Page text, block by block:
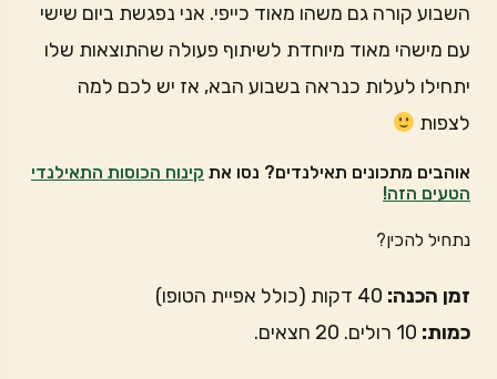
השבוע קורה גם משהו מאוד כייפי. אני נפגשת ביום שישי
עם מישהי מאוד מיוחדת לשיתוף פעולה שהתוצאות שלו
יתחילו לעלות כנראה בשבוע הבא, אז יש לכם למה
לצפות
אוהבים מתכונים תאילנדים? נסו את קינוח הכוסות התאילנדי
הטעים הזה!
נתחיל להכין?
זמן הכנה:
כמות: